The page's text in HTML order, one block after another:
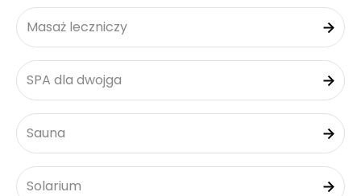
Masaż leczniczy
SPA dla dwojga
Sauna
Solarium